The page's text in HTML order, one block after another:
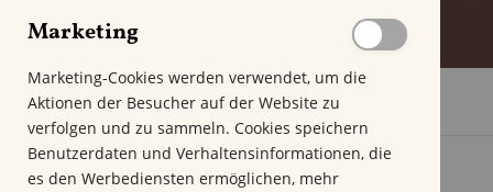
Spirituosenwelt
Startseite Davidoff Nicaragua Gran Torpedo
Z
u
Marketing
Marketing-Cookies werden verwendet, um die
Aktionen der Besucher auf der Website zu
verfolgen und zu sammeln. Cookies speichern
Benutzerdaten und Verhaltensinformationen, die
es den Werbediensten ermöglichen, mehr